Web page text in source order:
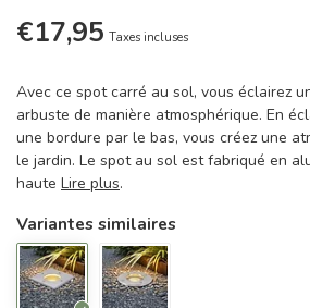
€17,95 Taxes incluses
Avec ce spot carré au sol, vous éclairez
arbuste de manière atmosphérique. En
une bordure par le bas, vous créez une
le jardin. Le spot au sol est fabriqué en
haute Lire plus.
Variantes similaires